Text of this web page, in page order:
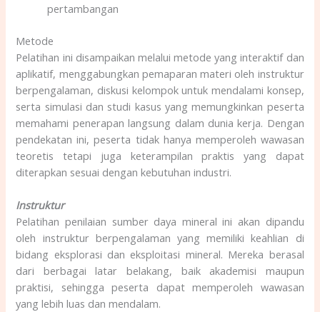
pertambangan
Metode
Pelatihan ini disampaikan melalui metode yang interaktif dan
aplikatif, menggabungkan pemaparan materi oleh instruktur
berpengalaman, diskusi kelompok untuk mendalami konsep,
serta simulasi dan studi kasus yang memungkinkan peserta
memahami penerapan langsung dalam dunia kerja. Dengan
pendekatan ini, peserta tidak hanya memperoleh wawasan
teoretis tetapi juga keterampilan praktis yang dapat
diterapkan sesuai dengan kebutuhan industri.
Instruktur
Pelatihan penilaian sumber daya mineral ini akan dipandu
oleh instruktur berpengalaman yang memiliki keahlian di
bidang eksplorasi dan eksploitasi mineral. Mereka berasal
dari berbagai latar belakang, baik akademisi maupun
praktisi, sehingga peserta dapat memperoleh wawasan
yang lebih luas dan mendalam.